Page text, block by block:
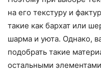
на его текстуру и
такие как бархат или
шарма и уюта. Однако,
подобрать такие
остальными